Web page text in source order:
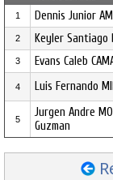
1 Dennis Junior
2 Keyler Santiago
3 Evans Caleb
4 Luis Fernando
5
Jurgen Andre
Guzman